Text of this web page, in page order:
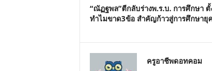
“ณัฏฐพล”ตีกลับร่างพ.ร.บ. การศึกษา ตั้
ทำไมขาด3ข้อ สำคัญก้าวสู่การศึกษายุ
ครูอาชีพดอทคอม